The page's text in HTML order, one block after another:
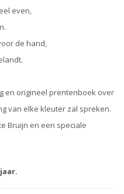
even,
de hand,
en origineel prentenboek over
van elke kleuter zal spreken.
Bruijn en een speciale